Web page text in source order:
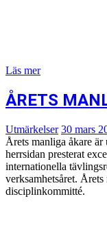
Läs mer
ÅRETS
Utmärkelser 30 mars
Årets manliga åkare
herrsidan presterat
internationella
verksamhetsåret.
disciplinkommitté.